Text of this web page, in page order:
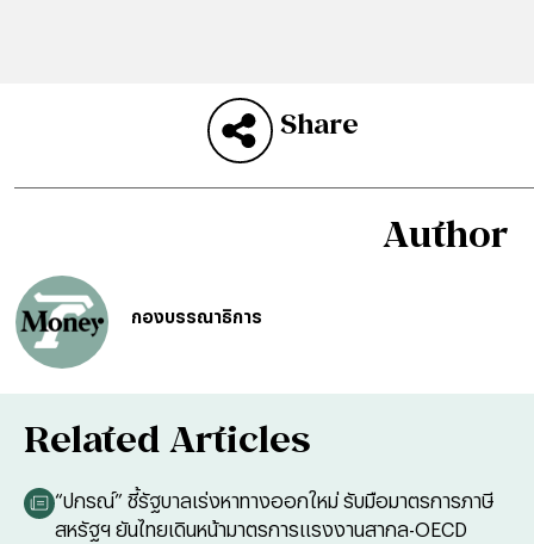
Share
Author
กองบรรณาธิการ
Related Articles
“ปกรณ์” ชี้รัฐบาลเร่งหาทางออกใหม่ รับมือมาตรการภาษี
สหรัฐฯ ยันไทยเดินหน้ามาตรการแรงงานสากล-OECD